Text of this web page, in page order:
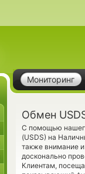
Мониторинг
Обмен
С помощью
(USDS) на
также внимание
досконально
Клиентам,